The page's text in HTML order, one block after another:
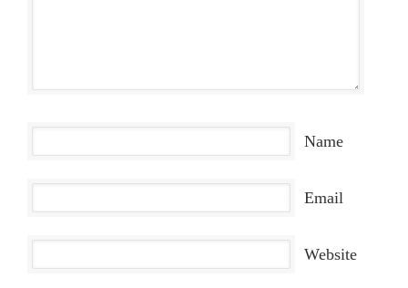
Name
Email
Website